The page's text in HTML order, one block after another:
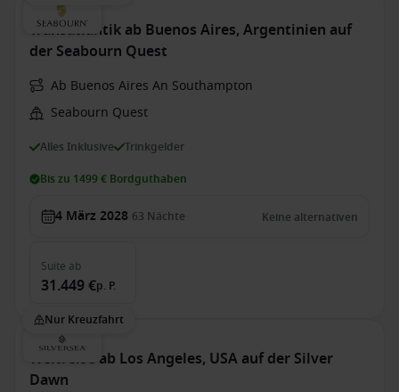
Transatlantik ab Buenos Aires, Argentinien auf
der Seabourn Quest
Ab Buenos Aires An Southampton
Seabourn Quest
Alles Inklusive Trinkgelder
Bis zu 1499 € Bordguthaben
4 März 2028 63 Nächte Keine alternativen
Suite ab
31.449 €p. P.
Nur Kreuzfahrt
Weltreise ab Los Angeles, USA auf der Silver
Dawn